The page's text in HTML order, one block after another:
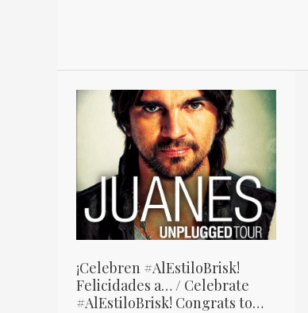
¡Celebren #AlEstiloBrisk!
Felicidades a… / Celebrate
#AlEstiloBrisk! Congrats to…
¡Celebren
#AlEstiloBrisk!
Felicidades
/
Celebrate
#AlEstiloBrisk!
Congrats
to…